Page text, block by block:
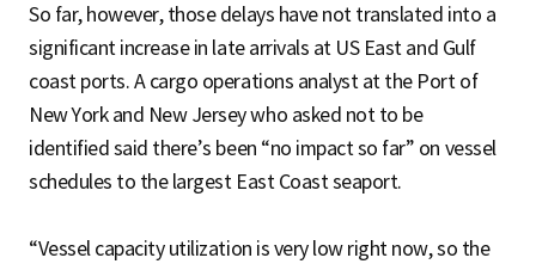
So far, however, those delays have not translated into a
significant increase in late arrivals at US East and Gulf
coast ports. A cargo operations analyst at the Port of
New York and New Jersey who asked not to be
identified said there’s been “no impact so far” on vessel
schedules to the largest East Coast seaport.
“Vessel capacity utilization is very low right now, so the